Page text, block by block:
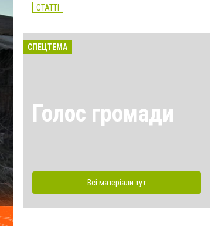
СТАТТІ
СПЕЦТЕМА
Голос громади
Всі матеріали тут